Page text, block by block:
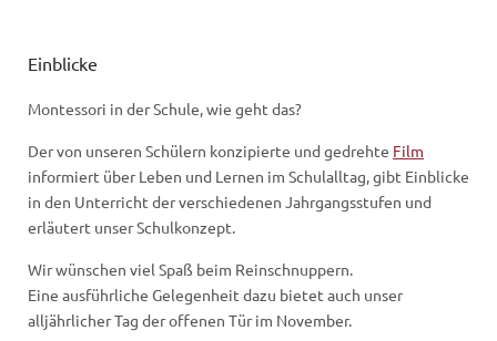
Einblicke
Montessori in der Schule, wie geht das?
Der von unseren Schülern konzipierte und gedrehte Film
informiert über Leben und Lernen im Schulalltag, gibt Einblicke
in den Unterricht der verschiedenen Jahrgangsstufen und
erläutert unser Schulkonzept.
Wir wünschen viel Spaß beim Reinschnuppern.
Eine ausführliche Gelegenheit dazu bietet auch unser
alljährlicher Tag der offenen Tür im November.